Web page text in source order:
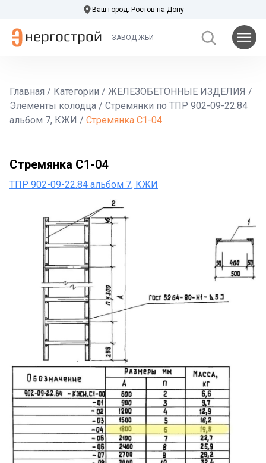
Ваш город: Ростов-на-Дону
ЗАВОД ЖБИ
Главная / Категории / ЖЕЛЕЗОБЕТОННЫЕ ИЗДЕЛИЯ /
Элементы колодца / Стремянки по ТПР 902-09-22.84
альбом 7, КЖИ / Стремянка С1-04
Стремянка С1-04
ТПР 902-09-22.84 альбом 7, КЖИ